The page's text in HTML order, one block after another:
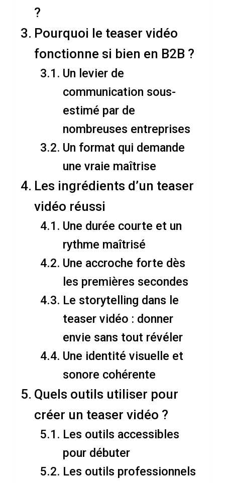
?
Pourquoi le teaser vidéo
fonctionne si bien en B2B ?
Un levier de
communication sous-
estimé par de
nombreuses entreprises
Un format qui demande
une vraie maîtrise
Les ingrédients d’un teaser
vidéo réussi
Une durée courte et un
rythme maîtrisé
Une accroche forte dès
les premières secondes
Le storytelling dans le
teaser vidéo : donner
envie sans tout révéler
Une identité visuelle et
sonore cohérente
Quels outils utiliser pour
créer un teaser vidéo ?
Les outils accessibles
pour débuter
Les outils professionnels